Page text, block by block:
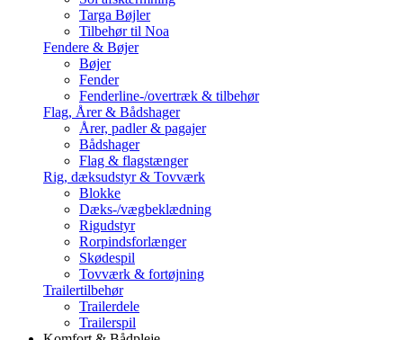
Targa Bøjler
Tilbehør til Noa
Fendere & Bøjer
Bøjer
Fender
Fenderline-/overtræk & tilbehør
Flag, Årer & Bådshager
Årer, padler & pagajer
Bådshager
Flag & flagstænger
Rig, dæksudstyr & Tovværk
Blokke
Dæks-/vægbeklædning
Rigudstyr
Rorpindsforlænger
Skødespil
Tovværk & fortøjning
Trailertilbehør
Trailerdele
Trailerspil